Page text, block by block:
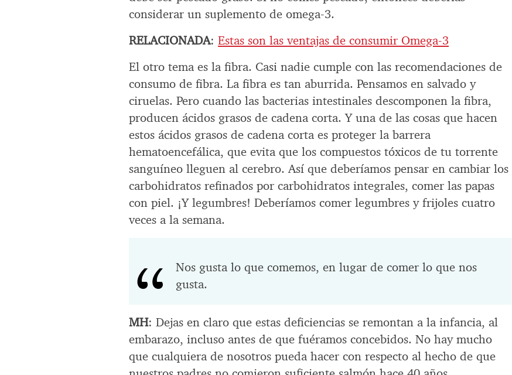
considerar un suplemento de omega-3.
RELACIONADA:Estas son las ventajas de consumir Omega-3
El otro tema es la fibra. Casi nadie cumple con las recomendaciones de
consumo de fibra. La fibra es tan aburrida. Pensamos en salvado y
ciruelas. Pero cuando las bacterias intestinales descomponen la fibra,
producen ácidos grasos de cadena corta. Y una de las cosas que hacen
estos ácidos grasos de cadena corta es proteger la barrera
hematoencefálica, que evita que los compuestos tóxicos de tu torrente
sanguíneo lleguen al cerebro. Así que deberíamos pensar en cambiar los
carbohidratos refinados por carbohidratos integrales, comer las papas
con piel. ¡Y legumbres! Deberíamos comer legumbres y frijoles cuatro
veces a la semana.
Nos gusta lo que comemos, en lugar de comer lo que nos
gusta.
MH: Dejas en claro que estas deficiencias se remontan a la infancia, al
embarazo, incluso antes de que fuéramos concebidos. No hay mucho
que cualquiera de nosotros pueda hacer con respecto al hecho de que